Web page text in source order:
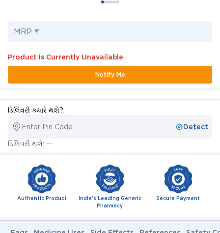
MRP ₹
Product Is Currently Unavailable
Notify Me
ડિલિવરી ક્યારે થશે?:
Enter Pin Code Detect
ડિલિવરી થશે: --
Authentic Product
India's Leading Generic
Pharmacy
Secure Payment